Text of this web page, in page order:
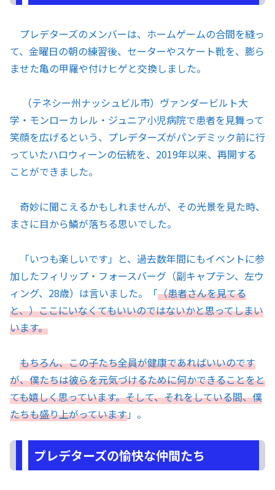
プレデターズのメンバーは、ホームゲームの合間を縫っ
て、金曜日の朝の練習後、セーターやスケート靴を、膨ら
ませた亀の甲羅や付けヒゲと交換しました。
（テネシー州ナッシュビル市）ヴァンダービルト大
学・モンローカレル・ジュニア小児病院で患者を見舞って
笑顔を広げるという、プレデターズがパンデミック前に行
っていたハロウィーンの伝統を、2019年以来、再開する
ことができました。
奇妙に聞こえるかもしれませんが、その光景を見た時、
まさに目から鱗が落ちる思いでした。
「いつも楽しいです」と、過去数年間にもイベントに参
加したフィリップ・フォースバーグ（副キャプテン、左ウ
ィング、28歳）は言いました。「（患者さんを見てる
と、）ここにいなくてもいいのではないかと思ってしまい
います。
もちろん、この子たち全員が健康であればいいのです
が、僕たちは彼らを元気づけるために何かできることをと
ても嬉しく思っています。そして、それをしている間、僕
たちも盛り上がっています」。
プレデターズの愉快な仲間たち